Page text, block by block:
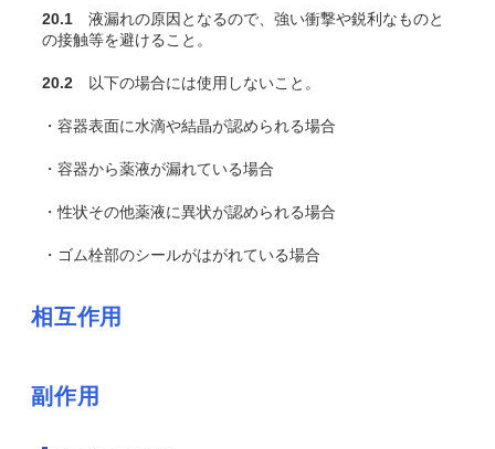
20.1 液漏れの原因となるので、強い衝撃や鋭利なものと
の接触等を避けること。
20.2 以下の場合には使用しないこと。
・容器表面に水滴や結晶が認められる場合
・容器から薬液が漏れている場合
・性状その他薬液に異状が認められる場合
・ゴム栓部のシールがはがれている場合
相互作用
副作用